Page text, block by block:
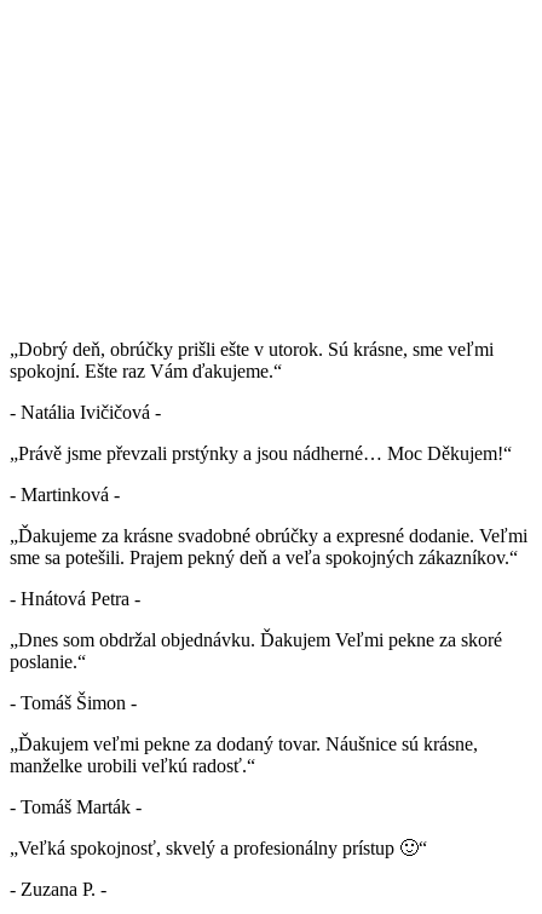
„Dobrý deň, obrúčky prišli ešte v utorok. Sú krásne, sme veľmi
spokojní. Ešte raz Vám ďakujeme.“
- Natália Ivičičová -
„Právě jsme převzali prstýnky a jsou nádherné… Moc Děkujem!“
- Martinková -
„Ďakujeme za krásne svadobné obrúčky a expresné dodanie. Veľmi
sme sa potešili. Prajem pekný deň a veľa spokojných zákazníkov.“
- Hnátová Petra -
„Dnes som obdržal objednávku. Ďakujem Veľmi pekne za skoré
poslanie.“
- Tomáš Šimon -
„Ďakujem veľmi pekne za dodaný tovar. Náušnice sú krásne,
manželke urobili veľkú radosť.“
- Tomáš Marták -
„Veľká spokojnosť, skvelý a profesionálny prístup 🙂“
- Zuzana P. -